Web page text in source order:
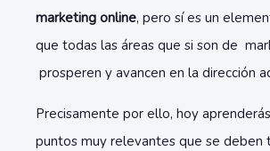
marketing online, pero sí es un
que todas las áreas que si son de
prosperen y avancen en la dirección
Precisamente por ello, hoy
puntos muy relevantes que se deben